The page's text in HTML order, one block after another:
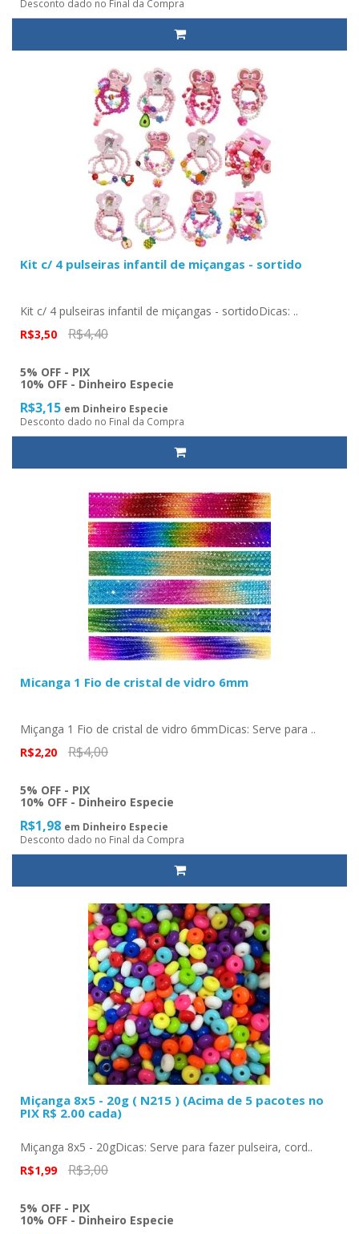
Desconto dado no Final da Compra
Kit c/ 4 pulseiras infantil de miçangas - sortido
Kit c/ 4 pulseiras infantil de miçangas - sortidoDicas: ..
R$3,50
R$4,40
5% OFF - PIX
10% OFF - Dinheiro Especie
R$3,15 em Dinheiro Especie
Desconto dado no Final da Compra
Micanga 1 Fio de cristal de vidro 6mm
Miçanga 1 Fio de cristal de vidro 6mmDicas: Serve para ..
R$2,20
R$4,00
5% OFF - PIX
10% OFF - Dinheiro Especie
R$1,98 em Dinheiro Especie
Desconto dado no Final da Compra
Miçanga 8x5 - 20g ( N215 ) (Acima de 5 pacotes no
PIX R$ 2.00 cada)
Miçanga 8x5 - 20gDicas: Serve para fazer pulseira, cord..
R$1,99
R$3,00
5% OFF - PIX
10% OFF - Dinheiro Especie